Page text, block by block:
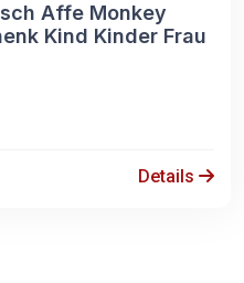
Affe Monkey
Kind Kinder Frau
Details